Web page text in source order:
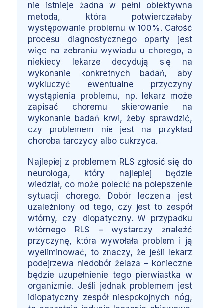
nie istnieje żadna w pełni obiektywna
metoda, która potwierdzałaby
występowanie problemu w 100%. Całość
procesu diagnostycznego oparty jest
więc na zebraniu wywiadu u chorego, a
niekiedy lekarze decydują się na
wykonanie konkretnych badań, aby
wykluczyć ewentualne przyczyny
wystąpienia problemu, np. lekarz może
zapisać choremu skierowanie na
wykonanie badań krwi, żeby sprawdzić,
czy problemem nie jest na przykład
choroba tarczycy albo cukrzyca.
Najlepiej z problemem RLS zgłosić się do
neurologa, który najlepiej będzie
wiedział, co może polecić na polepszenie
sytuacji chorego. Dobór leczenia jest
uzależniony od tego, czy jest to zespół
wtórny, czy idiopatyczny. W przypadku
wtórnego RLS – wystarczy znaleźć
przyczynę, która wywołała problem i ją
wyeliminować, to znaczy, że jeśli lekarz
podejrzewa niedobór żelaza – konieczne
będzie uzupełnienie tego pierwiastka w
organizmie. Jeśli jednak problemem jest
idiopatyczny zespół niespokojnych nóg,